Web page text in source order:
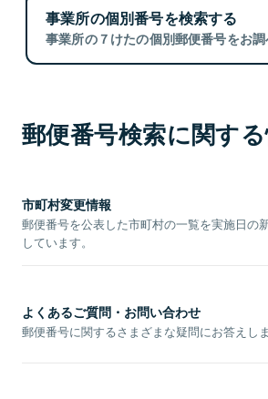
事業所の個別番号を検索する
事業所の７けたの個別郵便番号をお調
郵便番号検索に関す
市町村変更情報
郵便番号を公表した市町村の一覧を実施日の
しています。
よくあるご質問・お問い合わせ
郵便番号に関するさまざまな疑問にお答えしま